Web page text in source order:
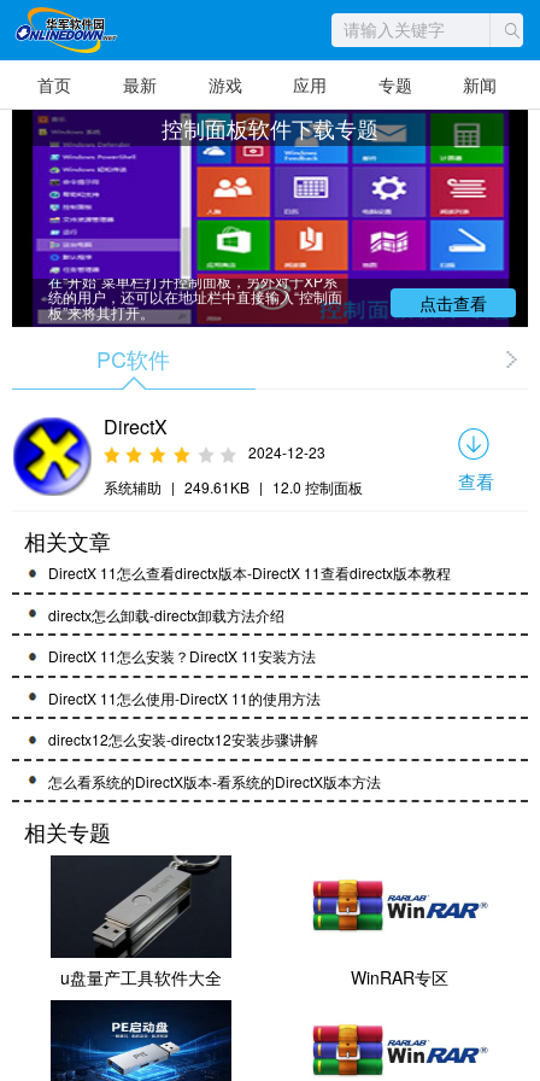
首页 最新 游戏 应用 专题 新闻
控制面板软件下载专题
华军软家园为小伙伴提供控制面板的从入
门到精通等软件教程专题。控制面板（control
panel）是Windows图形用户界面一部分，可通
过开始菜单访问。它允许用户查看并操作基本
的系统设置，比如添加/删除软件，控制用户帐
户，更改辅助功能选项。在系统中我们可以
在“开始”菜单栏打开控制面板，另外对于XP系
统的用户，还可以在地址栏中直接输入“控制面
板”来将其打开。 点击查看
PC软件
DirectX
2024-12-23
系统辅助 | 249.61KB | 12.0 控制面板 查看
相关文章
DirectX 11怎么查看directx版本-DirectX 11查看directx版本教程
directx怎么卸载-directx卸载方法介绍
DirectX 11怎么安装？DirectX 11安装方法
DirectX 11怎么使用-DirectX 11的使用方法
directx12怎么安装-directx12安装步骤讲解
怎么看系统的DirectX版本-看系统的DirectX版本方法
相关专题
u盘量产工具软件大全 WinRAR专区